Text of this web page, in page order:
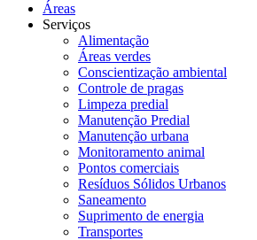
Áreas
Serviços
Alimentação
Áreas verdes
Conscientização ambiental
Controle de pragas
Limpeza predial
Manutenção Predial
Manutenção urbana
Monitoramento animal
Pontos comerciais
Resíduos Sólidos Urbanos
Saneamento
Suprimento de energia
Transportes